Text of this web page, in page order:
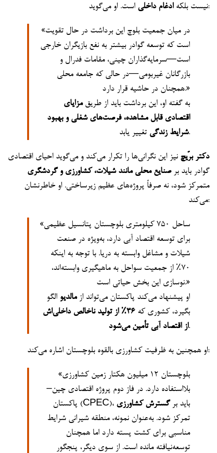
نیست بلکهادغام داخلی است. او می‌گوید:
«در میان جمعیت بلوچ این برداشت در حال تقویت
است که توسعه گوادر بیشتر به نفع بازیگران خارجی
است—سرمایه‌گذاران چینی، مقامات فدرال و
بازرگانان غیربومی—در حالی که جامعه محلی
همچنان در حاشیه قرار دارد.»
به گفته او، این برداشت باید از طریقمزایای
اقتصادی قابل مشاهده، فرصت‌های شغلی و بهبود
شرایط زندگیتغییر یابد.
دکتر برّیچ نیز این نگرانی‌ها را تکرار می‌کند و می‌گوید احیای اقتصادی
گوادر باید برصنایع محلی مانند شیلات، کشاورزی و گردشگری
متمرکز شود، نه صرفاً پروژه‌های عظیم زیرساختی. او خاطرنشان
می‌کند:
«ساحل ۷۵۰ کیلومتری بلوچستان پتانسیل عظیمی
برای توسعه اقتصاد آبی دارد، به‌ویژه در صنعت
شیلات و مشاغل وابسته به دریا. با توجه به اینکه
۷۰٪ از جمعیت سواحل به ماهیگیری وابسته‌اند،
نوسازی این بخش حیاتی است.»
او پیشنهاد می‌کند پاکستان می‌تواند ازمالدیو الگو
بگیرد، کشوری که
۳۶٪ از تولید ناخالص داخلی‌اش
از اقتصاد آبی تأمین می‌شود.
او همچنین به ظرفیت کشاورزی بالقوه بلوچستان اشاره می‌کند:
«بلوچستان ۱۲ میلیون هکتار زمین کشاورزی
بلااستفاده دارد. در فاز دوم پروژه اقتصادی چین–
پاکستان (CPEC)، باید برگسترش کشاورزی
تمرکز شود. به‌عنوان نمونه، منطقه شیرانی شرایط
مناسبی برای کشت پسته دارد اما همچنان
توسعه‌نیافته مانده است. از سوی دیگر، پنجگور